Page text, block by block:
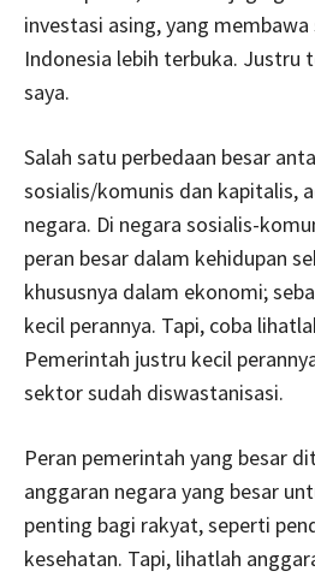
investasi asing, yang
Indonesia lebih terbuka. Justru
saya.
Salah satu perbedaan besar
sosialis/komunis dan kapitalis,
negara. Di negara sosialis-
peran besar dalam kehidupan
khususnya dalam ekonomi;
kecil perannya. Tapi, coba
Pemerintah justru kecil
sektor sudah diswastanisasi.
Peran pemerintah yang besar
anggaran negara yang besar
penting bagi rakyat, seperti
kesehatan. Tapi, lihatlah